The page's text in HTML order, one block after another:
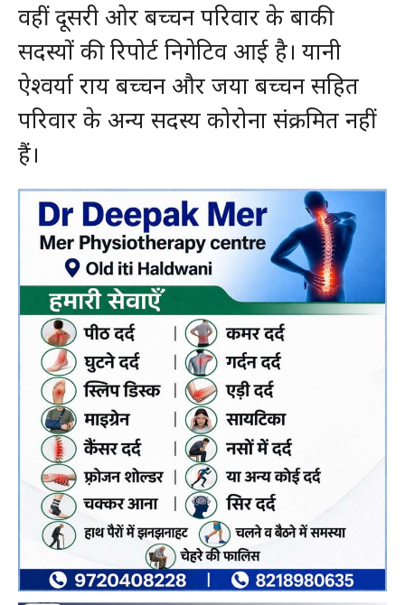
वहीं दूसरी ओर बच्चन परिवार के बाकी
सदस्यों की रिपोर्ट निगेटिव आई है। यानी
ऐश्वर्या राय बच्चन और जया बच्चन सहित
परिवार के अन्य सदस्य कोरोना संक्रमित नहीं
हैं।